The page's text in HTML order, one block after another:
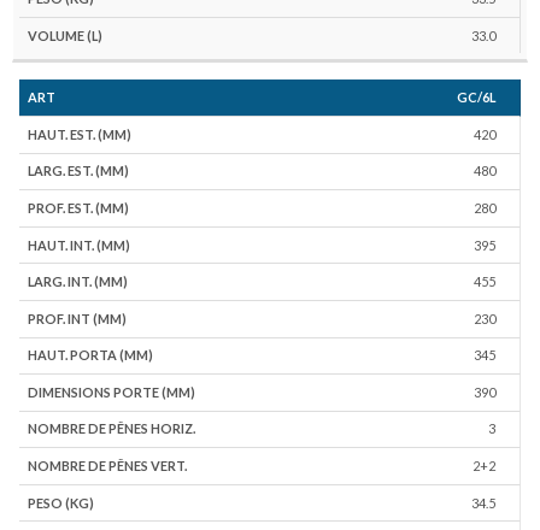
33.0
GC/6L
420
480
280
395
455
230
345
390
3
2+2
34.5